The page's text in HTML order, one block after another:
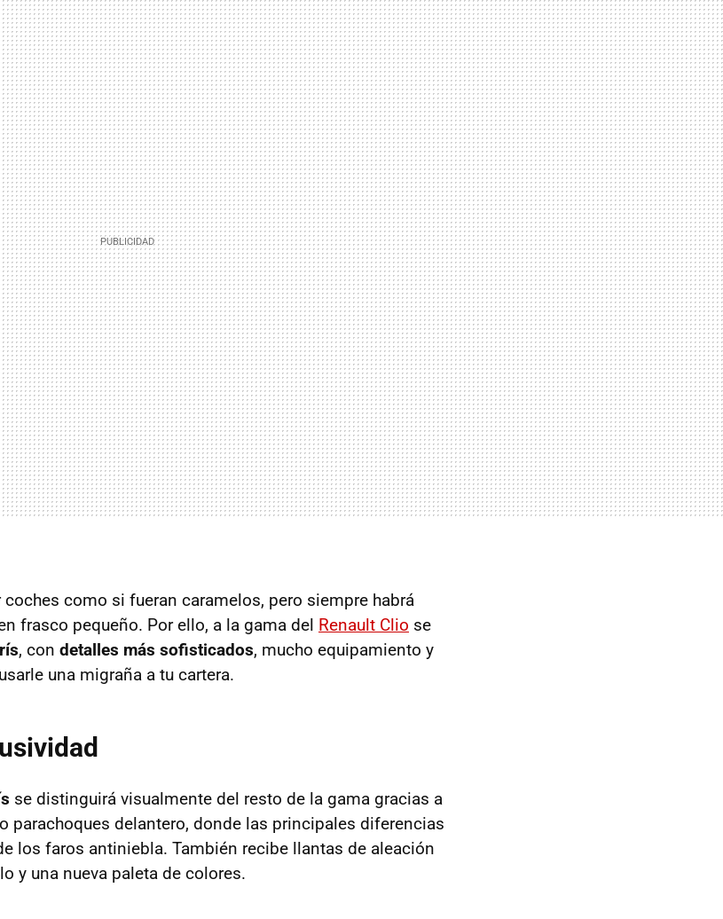
como si fueran caramelos, pero siempre habrá
frasco pequeño. Por ello, a la gama del Renault Clio se
, con detalles más sofisticados, mucho equipamiento y
una migraña a tu cartera.
se distinguirá visualmente del resto de la gama gracias a
parachoques delantero, donde las principales diferencias
los faros antiniebla. También recibe llantas de aleación
y una nueva paleta de colores.